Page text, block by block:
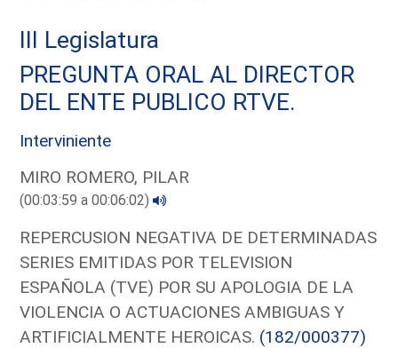
III Legislatura
PREGUNTA ORAL AL DIRECTOR
DEL ENTE PUBLICO RTVE.
Interviniente
MIRO ROMERO, PILAR
(00:03:59 a 00:06:02)
REPERCUSION NEGATIVA DE DETERMINADAS
SERIES EMITIDAS POR TELEVISION
ESPAÑOLA (TVE) POR SU APOLOGIA DE LA
VIOLENCIA O ACTUACIONES AMBIGUAS Y
ARTIFICIALMENTE HEROICAS. (182/000377)